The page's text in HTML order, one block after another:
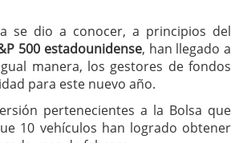
se dio a conocer, a principios del
500 estadounidense, han llegado a
manera, los gestores de fondos
para este nuevo año.
pertenecientes a la Bolsa que
10 vehículos han logrado obtener